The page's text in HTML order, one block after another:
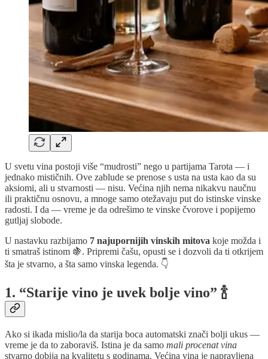
U svetu vina postoji više “mudrosti” nego u partijama Tarota — i
jednako mističnih. Ove zablude se prenose s usta na usta kao da su
aksiomi, ali u stvarnosti — nisu. Većina njih nema nikakvu naučnu
ili praktičnu osnovu, a mnoge samo otežavaju put do istinske vinske
radosti. I da — vreme je da odrešimo te vinske čvorove i popijemo
gutljaj slobode.
U nastavku razbijamo 7 najupornijih vinskih mitova koje možda i
ti smatraš istinom 🍇. Pripremi čašu, opusti se i dozvoli da ti otkrijem
šta je stvarno, a šta samo vinska legenda. 👇
1. “Starije vino je uvek bolje vino” 🍾
Ako si ikada mislio/la da starija boca automatski znači bolji ukus —
vreme je da to zaboraviš. Istina je da samo mali procenat vina
stvarno dobija na kvalitetu s godinama. Većina vina je napravljena